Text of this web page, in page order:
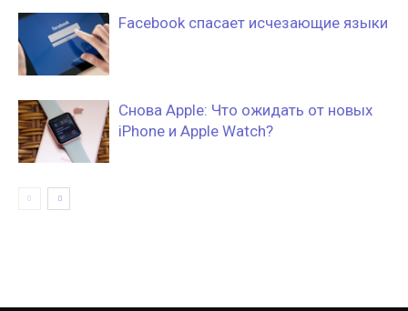
Facebook спасает исчезающие языки
Снова Apple: Что ожидать от новых
iPhone и Apple Watch?